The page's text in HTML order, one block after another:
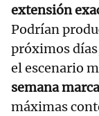
extensión
Podrían
próximos
el escenario
semana
máximas